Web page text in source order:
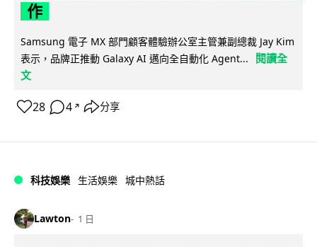
作
Samsung 電子 MX 部門顧客體驗辦公室主管兼副總裁 Jay Kim
表示，品牌正推動 Galaxy AI 邁向全自動化 Agent...
閱讀全
文
28 4 ↗ 分享
科技娛樂 生活娛樂 城中熱話
Lawton 1 日